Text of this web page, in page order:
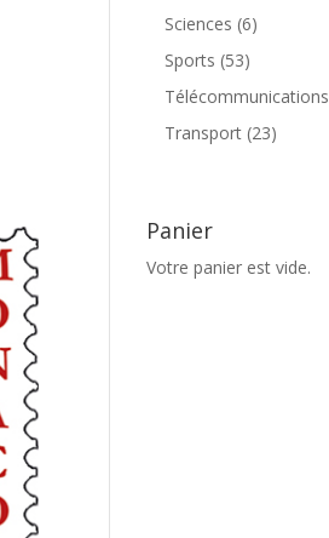
Sciences 66
Sports 5353
produits
Télécommunications
Transport 2323
Panier
Votre panier est vide.